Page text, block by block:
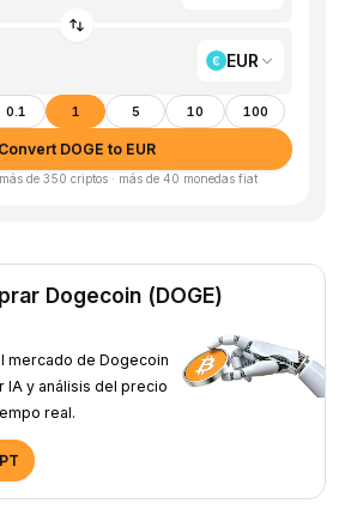
EUR
0.1 1 5 10 100
Convert DOGE to EUR
de 350 criptos · más de 40 monedas fiat
Dogecoin (DOGE)
mercado de Dogecoin
IA y análisis del precio
real.